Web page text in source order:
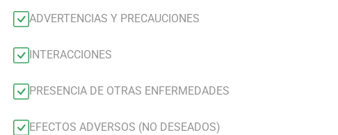
ADVERTENCIAS Y PRECAUCIONES
INTERACCIONES
PRESENCIA DE OTRAS ENFERMEDADES
EFECTOS ADVERSOS (NO DESEADOS)